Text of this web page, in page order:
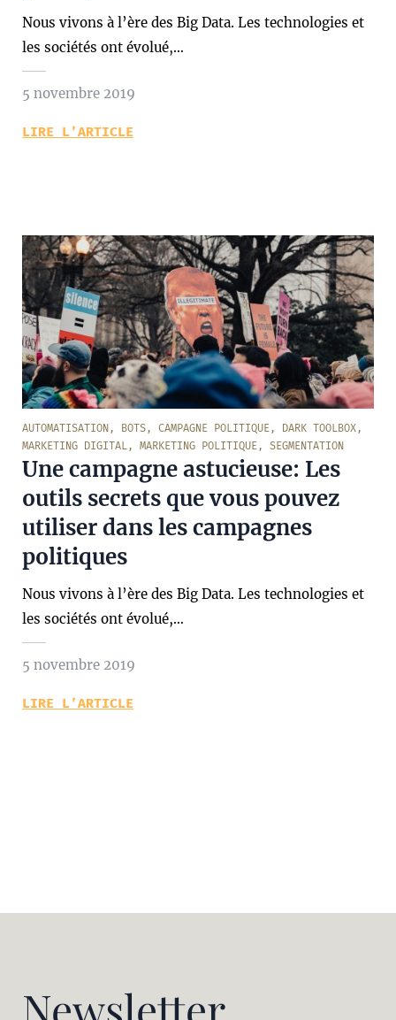
Nous vivons à l’ère des Big Data. Les technologies et
les sociétés ont évolué,…
5 novembre 2019
LIRE L’ARTICLE
AUTOMATISATION , BOTS, CAMPAGNE POLITIQUE, DARK TOOLBOX,
MARKETING DIGITAL, MARKETING POLITIQUE, SEGMENTATION
Une campagne astucieuse: Les
outils secrets que vous pouvez
utiliser dans les campagnes
politiques
Nous vivons à l’ère des Big Data. Les technologies et
les sociétés ont évolué,…
5 novembre 2019
LIRE L’ARTICLE
Newsletter